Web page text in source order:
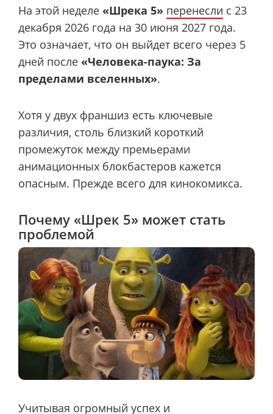
На этой неделе «Шрека 5» перенесли с 23
декабря 2026 года на 30 июня 2027 года.
Это означает, что он выйдет всего через 5
дней после «Человека-паука: За
пределами вселенных».
Хотя у двух франшиз есть ключевые
различия, столь близкий короткий
промежуток между премьерами
анимационных блокбастеров кажется
опасным. Прежде всего для кинокомикса.
Почему «Шрек 5» может стать
проблемой
Учитывая огромный успех и